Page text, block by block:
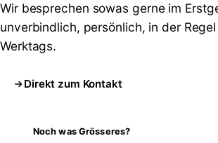
Wir besprechen sowas gerne im
unverbindlich, persönlich, in der
Werktags.
Direkt zum Kontakt
Noch was Grösseres?